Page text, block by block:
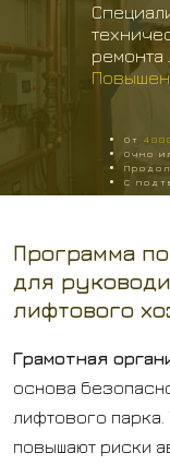
От
Очно
С
ремонта
Программа
для
лифтового
Грамотная
основа
лифтового
повышают риски